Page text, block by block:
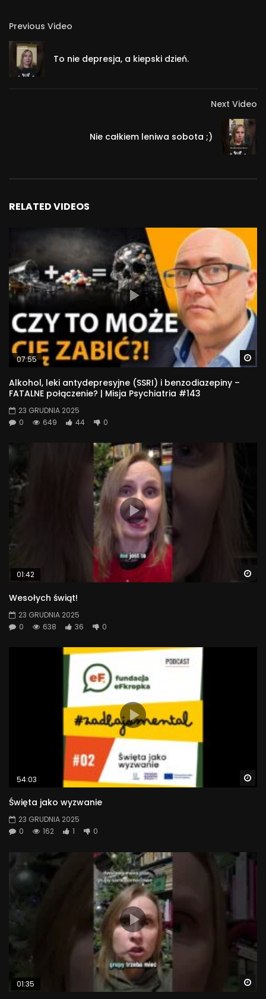
Previous Video
To nie depresja, a kiepski dzień.
Next Video
Nie całkiem leniwa sobota ;)
RELATED VIDEOS
07:55
Alkohol, leki antydepresyjne (SSRI) i benzodiazepiny –
FATALNE połączenie? | Misja Psychiatria #143
23 GRUDNIA 2025
0
649 44 0
01:42
Wesołych świąt!
23 GRUDNIA 2025
0
638 36 0
54:03
Święta jako wyzwanie
23 GRUDNIA 2025
0
162 1 0
01:35